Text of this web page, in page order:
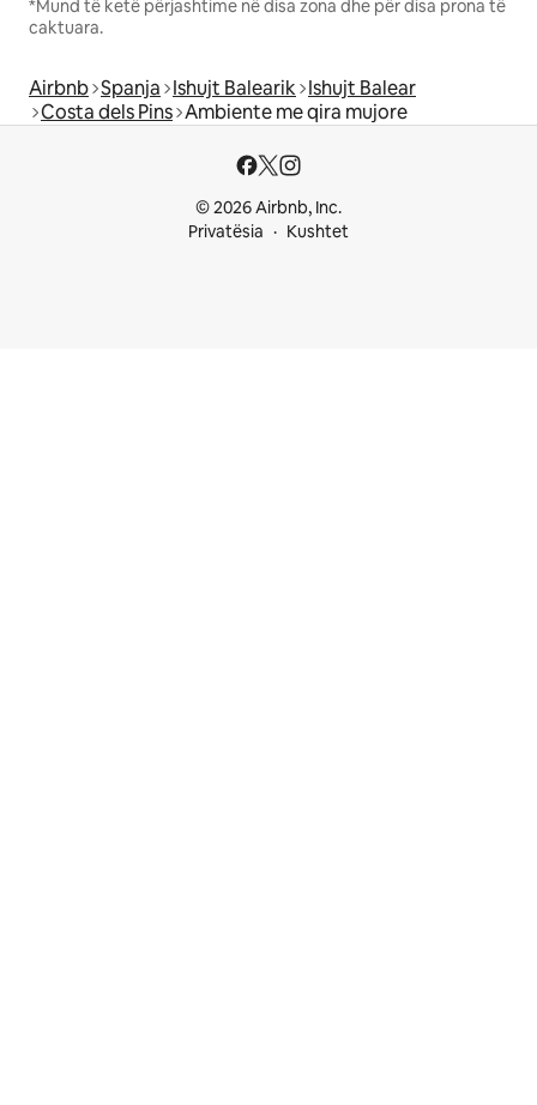
*Mund të ketë përjashtime në disa zona dhe për disa prona të
caktuara.
Airbnb Spanja Ishujt Balearik Ishujt Balear
Costa dels Pins Ambiente me qira mujore
© 2026 Airbnb, Inc.
Privatësia
Kushtet